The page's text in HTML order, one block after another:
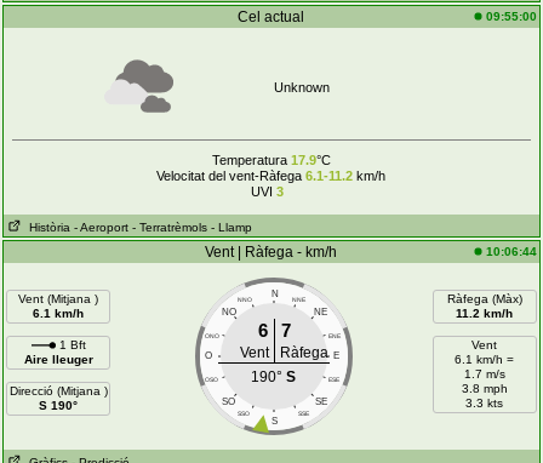
Cel actual 09:55:00
Unknown
Temperatura 17.9°C
Velocitat del vent-Ràfega 6.1-11.2 km/h
UVI3
Història - Aeroport - Terratrèmols - Llamp
Vent | Ràfega - km/h 10:06:44
Vent (Mitjana )
6.1 km/h
1 Bft
Aire lleuger
Direcció (Mitjana )
S 190°
N
NNO NNE
NO NE
ONO ENE
O E
OSO ESE
SO SE
SSO SSE
S
6 7
Vent
Ràfega
190°S
Ràfega (Màx)
11.2 km/h
Vent
6.1 km/h =
1.7 m/s
3.8 mph
3.3 kts